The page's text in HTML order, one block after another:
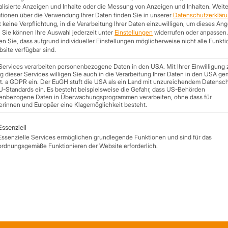
Sandwichplatten Dach richtig verlegen
In unserem Video zeigen wir euch das einfache Verlegen von
Sandwichplatten auf dem Dach mit allen notwendigen
Anzeigen und Inhalte oder die Messung von Anzeigen und Inhalten.
über die Verwendung Ihrer Daten finden Sie in unserer
keine Verpflichtung, in die Verarbeitung Ihrer Daten einzuwilligen, um dieses
Sie können Ihre Auswahl jederzeit unter Einstellungen widerrufen oder anpassen.
Sie, dass aufgrund individueller Einstellungen möglicherweise nicht alle
verfügbar sind.
verarbeiten personenbezogene Daten in den USA. Mit Ihrer Einwilligung
dieser Services willigen Sie auch in die Verarbeitung Ihrer Daten in den USA
a GDPR ein. Der EuGH stuft die USA als ein Land mit unzureichendem
Standards ein. Es besteht beispielsweise die Gefahr, dass US-Behörden
Daten in Überwachungsprogrammen verarbeiten, ohne dass für
und Europäer eine Klagemöglichkeit besteht.
eine Liste der Service-Gruppen, für die eine Einwilligung
Services ermöglichen grundlegende Funktionen und sind für das
Funktionieren der Website erforderlich.